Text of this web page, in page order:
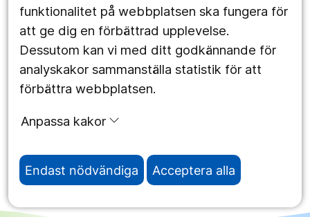
funktionalitet på webbplatsen ska fungera för
att ge dig en förbättrad upplevelse.
Dessutom kan vi med ditt godkännande för
analyskakor sammanställa statistik för att
förbättra webbplatsen.
Anpassa kakor
Endast nödvändiga Acceptera alla
Utveckling
Följ oss
Facebook